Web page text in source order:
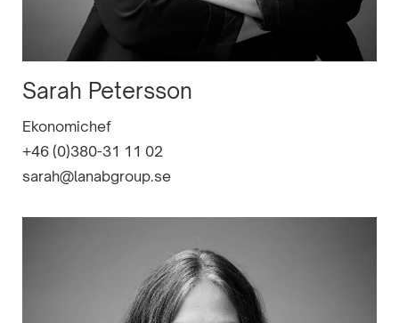
Sarah Petersson
Ekonomichef
+46 (0)380-31 11 02
sarah@lanabgroup.se